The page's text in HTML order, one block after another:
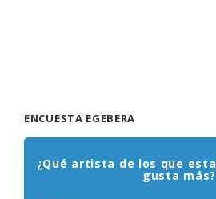
ENCUESTA EGEBERA
¿Qué artista de los que
gusta más?